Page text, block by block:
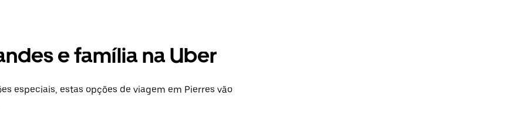
e família na Uber
especiais, estas opções de viagem em Pierres vão